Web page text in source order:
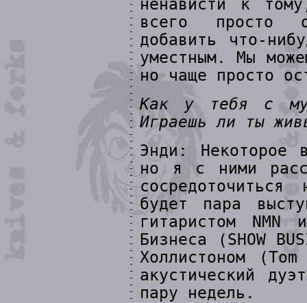
ненависти к
всего просто
добавить что-
уместным. Мы
но чаще просто
Как у тебя с
Играешь ли ты
Энди: Некоторое
но я с ними
будет пара
гитаристом NMN
Бизнеса (SHOW
Холлистоном
акустический
пару недель.